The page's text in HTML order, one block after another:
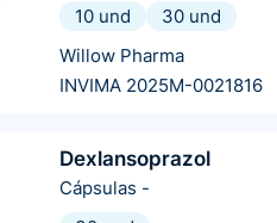
10 und
30 und
Willow Pharma
INVIMA 2025M-0021816
Dexlansoprazol
Cápsulas -